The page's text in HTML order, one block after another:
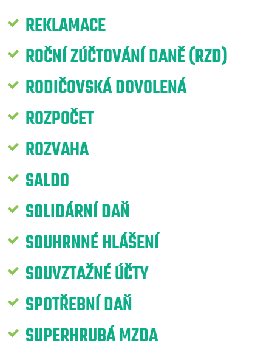
REKLAMACE
ROČNÍ ZÚČTOVÁNÍ DANĚ (RZD)
RODIČOVSKÁ DOVOLENÁ
ROZPOČET
ROZVAHA
SALDO
SOLIDÁRNÍ DAŇ
SOUHRNNÉ HLÁŠENÍ
SOUVZTAŽNÉ ÚČTY
SPOTŘEBNÍ DAŇ
SUPERHRUBÁ MZDA